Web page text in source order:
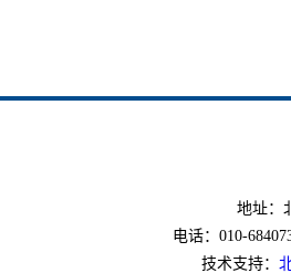
地址：
电话：010-
技术支持：